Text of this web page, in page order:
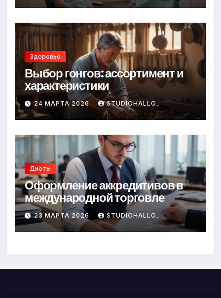
Здоровье
Выбор гонгов: ассортимент и
характеристики
24 МАРТА 2026 STUDIOHALLO_
Диеты
Оформление аккредитивов в
международной торговле
23 МАРТА 2026 STUDIOHALLO_